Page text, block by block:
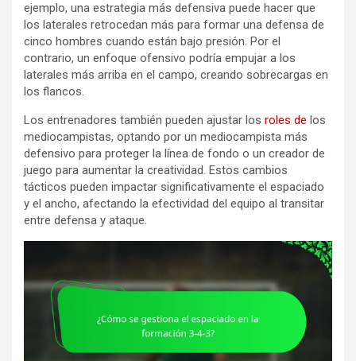
ejemplo, una estrategia más defensiva puede hacer que
los laterales retrocedan más para formar una defensa de
cinco hombres cuando están bajo presión. Por el
contrario, un enfoque ofensivo podría empujar a los
laterales más arriba en el campo, creando sobrecargas en
los flancos.
Los entrenadores también pueden ajustar los roles de los
mediocampistas, optando por un mediocampista más
defensivo para proteger la línea de fondo o un creador de
juego para aumentar la creatividad. Estos cambios
tácticos pueden impactar significativamente el espaciado
y el ancho, afectando la efectividad del equipo al transitar
entre defensa y ataque.